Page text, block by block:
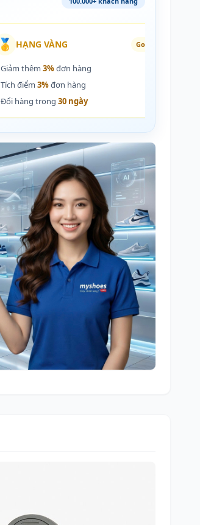
🥇 HẠNG VÀNG Gold
Giảm thêm 3%đơn hàng
Tích điểm 3%đơn hàng
Đổi hàng trong 30 ngày